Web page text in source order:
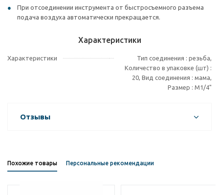
При отсоединении инструмента от быстросъемного разъема
подача воздуха автоматически прекращается.
Характеристики
Характеристики
Тип соединения : резьба,
Количество в упаковке (шт) :
20, Вид соединения : мама,
Размер : M1/4"
Отзывы
Похожие товары Персональные рекомендации